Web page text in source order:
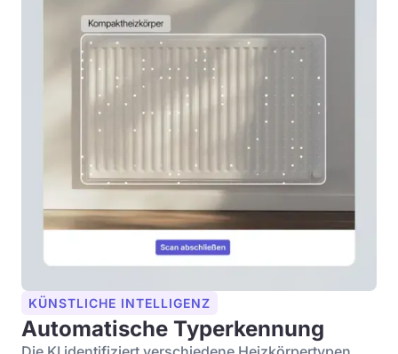
KÜNSTLICHE INTELLIGENZ
Automatische Typerkennung